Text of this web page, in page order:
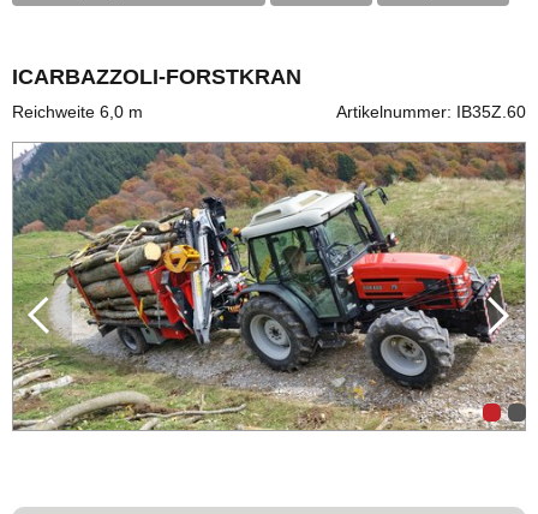
ICARBAZZOLI-FORSTKRAN
Reichweite 6,0 m Artikelnummer: IB35Z.60